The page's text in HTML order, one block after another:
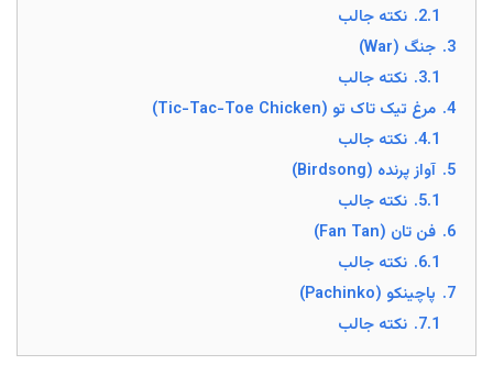
2.1. نکته جالب
3. جنگ (War)
3.1. نکته جالب
4. مرغ تیک تاک تو (Tic-Tac-Toe Chicken)
4.1. نکته جالب
5. آواز پرنده (Birdsong)
5.1. نکته جالب
6. فن تان (Fan Tan)
6.1. نکته جالب
7. پاچینکو (Pachinko)
7.1. نکته جالب